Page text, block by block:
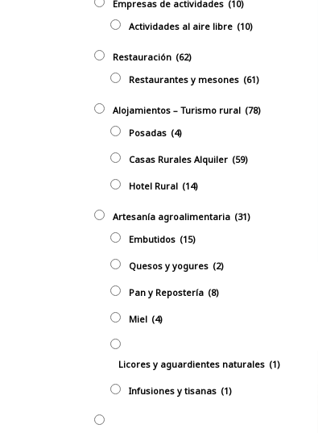
Empresas de actividades (10)
Actividades al aire libre (10)
Restauración (62)
Restaurantes y mesones (61)
Alojamientos – Turismo rural (78)
Posadas (4)
Casas Rurales Alquiler (59)
Hotel Rural (14)
Artesanía agroalimentaria (31)
Embutidos (15)
Quesos y yogures (2)
Pan y Repostería (8)
Miel (4)
Licores y aguardientes naturales (1)
Infusiones y tisanas (1)